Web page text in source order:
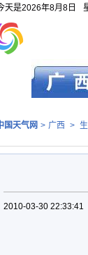
天是2026年8月8日
国天气网 > 广西 >
2010-03-30 22:33:41